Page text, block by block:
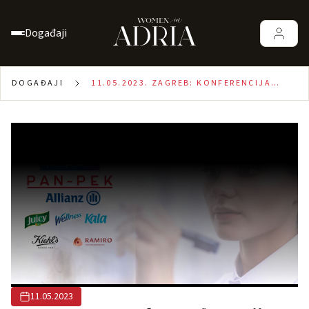
Događaji
DOGAĐAJI
11.05.2023. ZAGREB: KONFERENCIJA
11.05.2023